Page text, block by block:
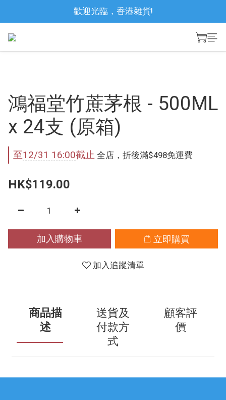
歡迎光臨，香港雜貨!
鴻福堂竹蔗茅根 - 500ML
x 24支 (原箱)
至12/31 16:00截止 全店，折後滿$498免運費
HK$119.00
加入購物車 立即購買
加入追蹤清單
商品描
述
送貨及
付款方
式
顧客評
價